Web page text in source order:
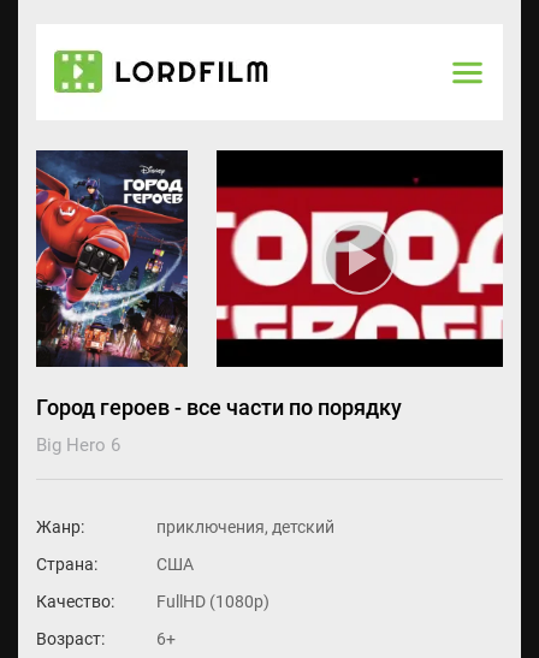
Город героев - все части по порядку
Big Hero 6
Жанр:
приключения, детский
Страна:
США
Качество:
FullHD (1080p)
Возраст:
6+